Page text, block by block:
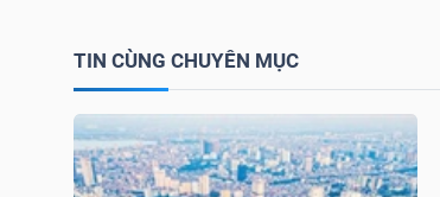
TIN CÙNG CHUYÊN MỤC
VẬT
LIỆU